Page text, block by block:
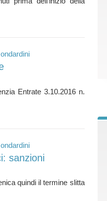
Entrate 3.10.2016 n.
sanzioni
quindi il termine slitta